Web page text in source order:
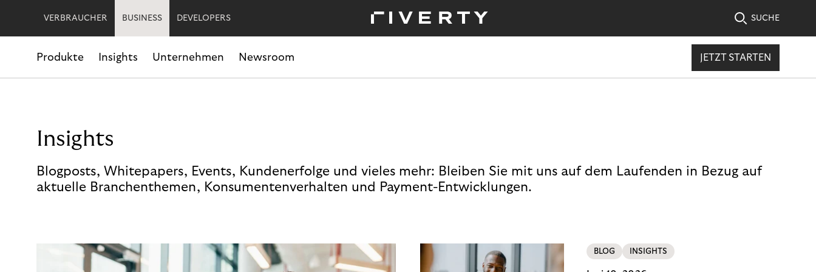
VERBRAUCHER BUSINESS DEVELOPERS SUCHE
Produkte Insights Unternehmen Newsroom JETZT STARTEN
Insights
Blogposts, Whitepapers, Events, Kundenerfolge und vieles mehr: Bleiben Sie mit uns auf dem Laufenden in Bezug auf
aktuelle Branchenthemen, Konsumentenverhalten und Payment-Entwicklungen.
BLOG INSIGHTS